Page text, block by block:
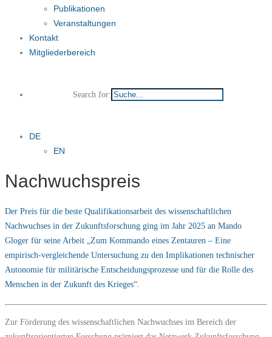
Publikationen
Veranstaltungen
Kontakt
Mitgliederbereich
Search for:
DE
EN
Nachwuchspreis
Der Preis für die beste Qualifikationsarbeit des wissenschaftlichen
Nachwuchses in der Zukunftsforschung ging im Jahr 2025 an Mando
Gloger für seine Arbeit „Zum Kommando eines Zentauren – Eine
empirisch-vergleichende Untersuchung zu den Implikationen technischer
Autonomie für militärische Entscheidungsprozesse und für die Rolle des
Menschen in der Zukunft des Krieges“.
Zur Förderung des wissenschaftlichen Nachwuchses im Bereich der